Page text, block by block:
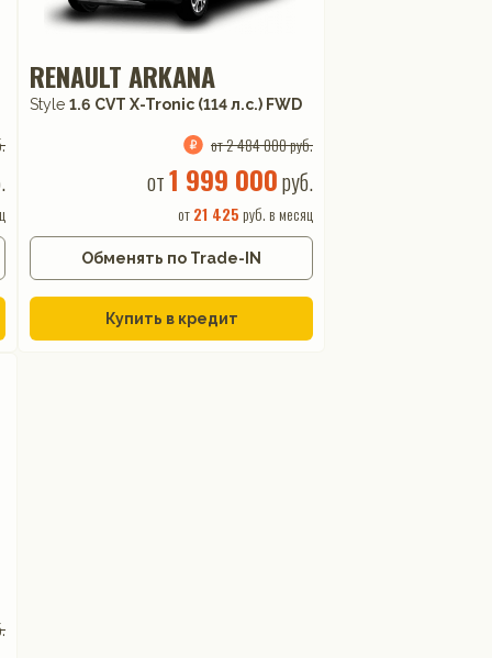
RENAULT ARKANA
Style 1.6 CVT X-Tronic (114 л.с.) FWD
от 2 484 000 руб.
от1 999 000руб.
от21 425 руб. в месяц
Обменять по Trade-IN
Купить в кредит